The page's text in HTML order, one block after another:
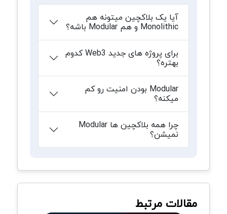
آیا یک بلاکچین میتونه هم
Monolithic و هم Modular باشه؟
برای پروژه های جدید Web3 کدوم
بهتره؟
Modular بودن امنیت رو کم
میکنه؟
چرا همه بلاکچین ها Modular
نمیشن؟
مقالات مرتبط